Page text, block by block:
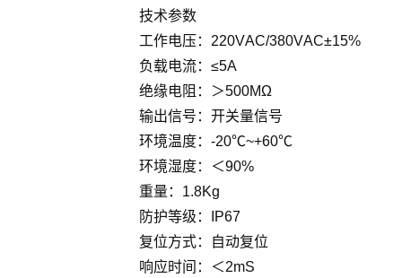
技术参数
工作电压：220VAC/380VAC±15%
负载电流：≤5A
绝缘电阻：＞500MΩ
输出信号：开关量信号
环境温度：-20℃~+60℃
环境湿度：＜90%
重量：1.8Kg
防护等级：IP67
复位方式：自动复位
响应时间：＜2mS